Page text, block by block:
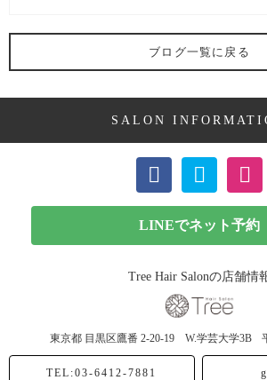
髪型 (54記事)
ヘアドネーション (1記事)
ブログ一覧に戻る
SALON
Tree Hair Salonの店舗情
東京都 目黒区鷹番 2-20-19 W.学芸大学3B
TEL:03-6412-7881